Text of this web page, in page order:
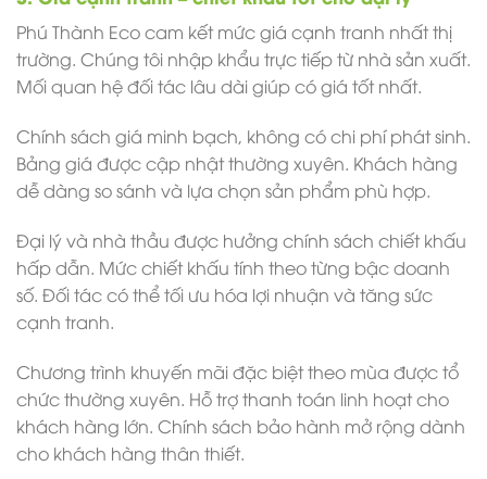
Phú Thành Eco cam kết mức giá cạnh tranh nhất thị
trường. Chúng tôi nhập khẩu trực tiếp từ nhà sản xuất.
Mối quan hệ đối tác lâu dài giúp có giá tốt nhất.
Chính sách giá minh bạch, không có chi phí phát sinh.
Bảng giá được cập nhật thường xuyên. Khách hàng
dễ dàng so sánh và lựa chọn sản phẩm phù hợp.
Đại lý và nhà thầu được hưởng chính sách chiết khấu
hấp dẫn. Mức chiết khấu tính theo từng bậc doanh
số. Đối tác có thể tối ưu hóa lợi nhuận và tăng sức
cạnh tranh.
Chương trình khuyến mãi đặc biệt theo mùa được tổ
chức thường xuyên. Hỗ trợ thanh toán linh hoạt cho
khách hàng lớn. Chính sách bảo hành mở rộng dành
cho khách hàng thân thiết.